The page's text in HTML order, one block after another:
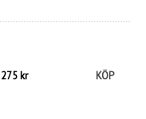
275 kr KÖP